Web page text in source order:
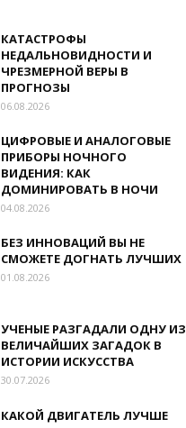
КАТАСТРОФЫ
НЕДАЛЬНОВИДНОСТИ И
ЧРЕЗМЕРНОЙ ВЕРЫ В
ПРОГНОЗЫ
06.08.2026
ЦИФРОВЫЕ И АНАЛОГОВЫЕ
ПРИБОРЫ НОЧНОГО
ВИДЕНИЯ: КАК
ДОМИНИРОВАТЬ В НОЧИ
04.08.2026
БЕЗ ИННОВАЦИЙ ВЫ НЕ
СМОЖЕТЕ ДОГНАТЬ ЛУЧШИХ
01.08.2026
УЧЕНЫЕ РАЗГАДАЛИ ОДНУ ИЗ
ВЕЛИЧАЙШИХ ЗАГАДОК В
ИСТОРИИ ИСКУССТВА
30.07.2026
КАКОЙ ДВИГАТЕЛЬ ЛУЧШЕ